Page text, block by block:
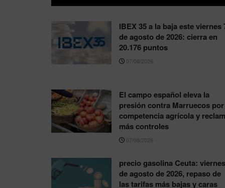
IBEX 35 a la baja este viernes
de agosto de 2026: cierra en
20.176 puntos
07/08/2026
El campo español eleva la
presión contra Marruecos
competencia agrícola y
más controles
07/08/2026
precio gasolina Ceuta:
de agosto de 2026, repaso de
las tarifas más bajas y caras